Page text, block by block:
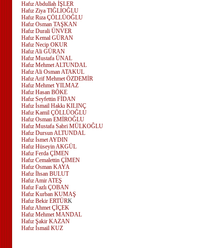
Hafız Abdullah İŞLER
Hafız Ziya TIĞLIOĞLU
Hafız Rıza ÇÖLLÜOĞLU
Hafız Osman TAŞKAN
Hafız Durali ÜNVER
Hafız Kemal GÜRAN
Hafız Necip OKUR
Hafız Ali GÜRAN
Hafız Mustafa ÜNAL
Hafız Mehmet ALTUNDAL
Hafız Ali Osman ATAKUL
Hafız Arif Mehmet ÖZDEMİR
Hafız Mehmet YILMAZ
Hafız Hasan BÖKE
Hafız Seyfettin FİDAN
Hafız İsmail Hakkı KILINÇ
Hafız Kamil ÇÖLLÜOĞLU
Hafız Osman EMİROĞLU
Hafız Mustafa Sabri MÜLKOĞLU
Hafız Dursun ALTUNDAL
Hafız İsmet AYDIN
Hafız Hüseyin AKGÜL
Hafız Ferda ÇİMEN
Hafız Cemalettin ÇİMEN
Hafız Osman KAYA
Hafız İhsan BULUT
Hafız Amir ATEŞ
Hafız Fazlı ÇOBAN
Hafız Kurban KUMAŞ
Hafız Bekir ERTÜRK
Hafız Ahmet ÇİÇEK
Hafız Mehmet MANDAL
Hafız Şakir KAZAN
Hafız İsmail KUZ